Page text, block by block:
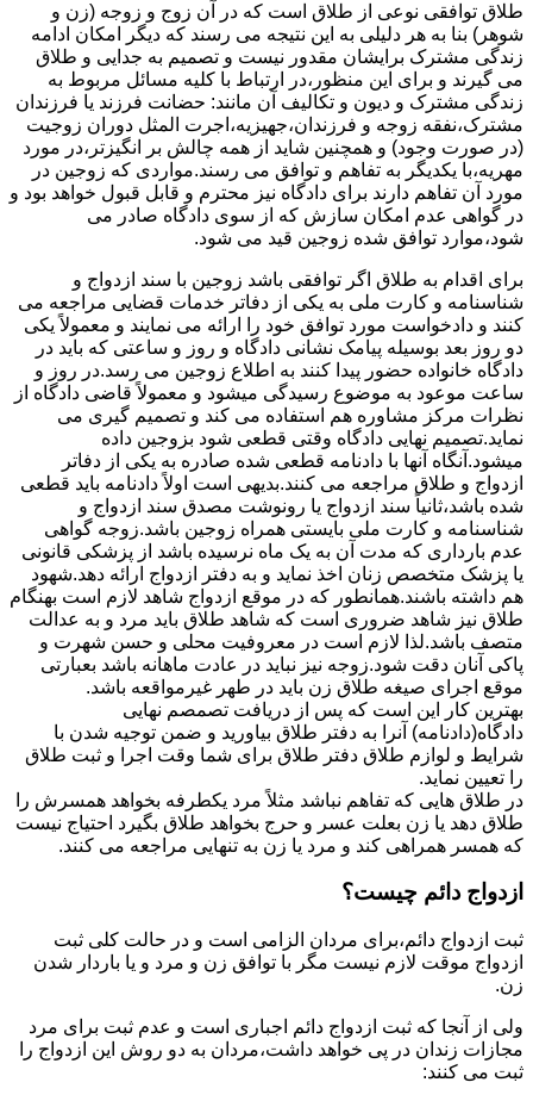
طلاق توافقی نوعی از طلاق است که در آن زوج و زوجه (زن و
شوهر) بنا به هر دلیلی به این نتیجه می رسند که دیگر امکان ادامه
زندگی مشترک برایشان مقدور نیست و تصمیم به جدایی و طلاق
می گیرند و برای این منظور،در ارتباط با کلیه مسائل مربوط به
زندگی مشترک و دیون و تکالیف آن مانند: حضانت فرزند یا فرزندان
مشترک،نفقه زوجه و فرزندان،جهیزیه،اجرت المثل دوران زوجیت
(در صورت وجود) و همچنین شاید از همه چالش بر انگیزتر،در مورد
مهریه،با یکدیگر به تفاهم و توافق می رسند.مواردی که زوجین در
مورد آن تفاهم دارند برای دادگاه نیز محترم و قابل قبول خواهد بود و
در گواهی عدم امکان سازش که از سوی دادگاه صادر می
شود،موارد توافق شده زوجین قید می شود.
برای اقدام به طلاق اگر توافقی باشد زوجین با سند ازدواج و
شناسنامه و کارت ملی به یکی از دفاتر خدمات قضایی مراجعه می
کنند و دادخواست مورد توافق خود را ارائه می نمایند و معمولاً یکی
دو روز بعد بوسیله پیامک نشانی دادگاه و روز و ساعتی که باید در
دادگاه خانواده حضور پیدا کنند به اطلاع زوجین می رسد.در روز و
ساعت موعود به موضوع رسیدگی میشود و معمولاً قاضی دادگاه از
نظرات مرکز مشاوره هم استفاده می کند و تصمیم گیری می
نماید.تصمیم نهایی دادگاه وقتی قطعی شود بزوجین داده
میشود.آنگاه آنها با دادنامه قطعی شده صادره به یکی از دفاتر
ازدواج و طلاق مراجعه می کنند.بدیهی است اولاً دادنامه باید قطعی
شده باشد،ثانیاً سند ازدواج یا رونوشت مصدق سند ازدواج و
شناسنامه و کارت ملی بایستی همراه زوجین باشد.زوجه گواهی
عدم بارداری که مدت آن به یک ماه نرسیده باشد از پزشکی قانونی
یا پزشک متخصص زنان اخذ نماید و به دفتر ازدواج ارائه دهد.شهود
هم داشته باشند.همانطور که در موقع ازدواج شاهد لازم است بهنگام
طلاق نیز شاهد ضروری است که شاهد طلاق باید مرد و به عدالت
متصف باشد.لذا لازم است در معروفیت محلی و حسن شهرت و
پاکی آنان دقت شود.زوجه نیز نباید در عادت ماهانه باشد بعبارتی
موقع اجرای صیغه طلاق زن باید در طهر غیرمواقعه باشد.
بهترین کار این است که پس از دریافت تصمصم نهایی
دادگاه(دادنامه) آنرا به دفتر طلاق بیاورید و ضمن توجیه شدن با
شرایط و لوازم طلاق دفتر طلاق برای شما وقت اجرا و ثبت طلاق
را تعیین نماید.
در طلاق هایی که تفاهم نباشد مثلاً مرد یکطرفه بخواهد همسرش را
طلاق دهد یا زن بعلت عسر و حرج بخواهد طلاق بگیرد احتیاج نیست
که همسر همراهی کند و مرد یا زن به تنهایی مراجعه می کنند.
ازدواج دائم چیست؟
ثبت ازدواج دائم،برای مردان الزامی است و در حالت کلی ثبت
ازدواج موقت لازم نیست مگر با توافق زن و مرد و یا باردار شدن
زن.
ولی از آنجا که ثبت ازدواج دائم اجباری است و عدم ثبت برای مرد
مجازات زندان در پی خواهد داشت،مردان به دو روش این ازدواج را
ثبت می کنند: